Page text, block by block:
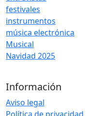
festivales
instrumentos
música electrónica
Musical
Navidad 2025
Información
Aviso legal